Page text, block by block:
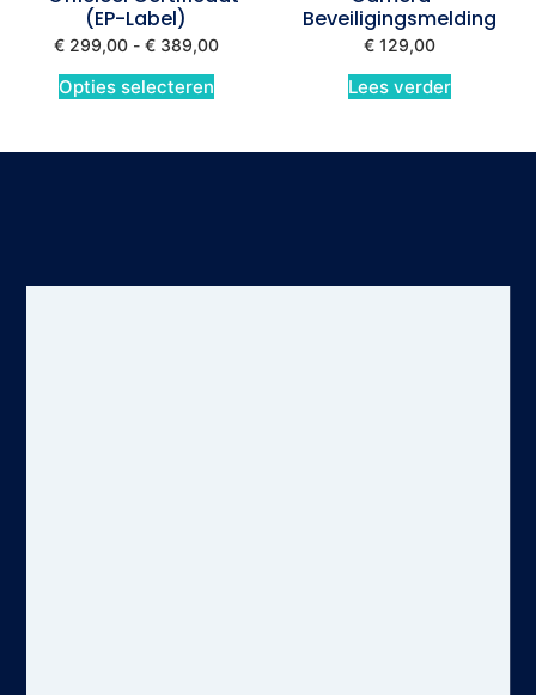
(EP-Label)
€299,00 - €389,00
Opties selecteren
Beveiligingsmelding
€ 129,00
Lees verder